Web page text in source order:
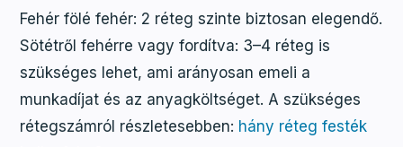
Fehér fölé fehér: 2 réteg szinte biztosan elegendő.
Sötétről fehérre vagy fordítva: 3–4 réteg is
szükséges lehet, ami arányosan emeli a
munkadíjat és az anyagköltséget. A szükséges
rétegszámról részletesebben: hány réteg festék